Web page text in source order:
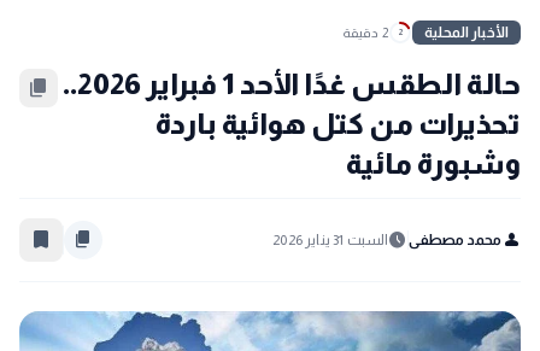
الأخبار المحلية 2 2 دقيقة
حالة الطقس غدًا الأحد 1 فبراير 2026..
تحذيرات من كتل هوائية باردة
وشبورة مائية
content_copy
person محمد مصطفى schedule السبت 31 يناير 2026 content_copy
bookmark_border